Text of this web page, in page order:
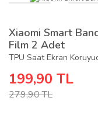
Xiaomi Smart
Film 2 Adet
TPU Saat Ekran
199,90 TL
279,90 TL